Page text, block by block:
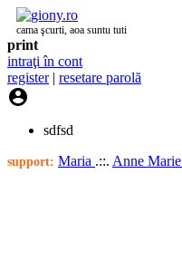
cama şcurti, aoa suntu tuti
print
intraţi în cont
register| resetare parolă

sdfsd
support: Maria .::. Anne Marie